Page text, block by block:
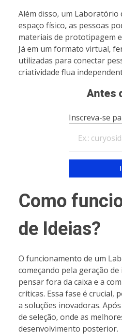
Além disso, um Laboratório
espaço físico, as pessoas
materiais de prototipagem
Já em um formato virtual,
utilizadas para conectar
criatividade flua
Antes
Inscreva-se
Como
de Ideias?
O funcionamento de um
começando pela geração
pensar fora da caixa e a
críticas. Essa fase é crucial,
a soluções inovadoras.
de seleção, onde as
desenvolvimento posterior.